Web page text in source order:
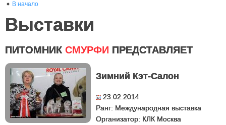
В начало
Выставки
ПИТОМНИК СМУРФИ ПРЕДСТАВЛЯЕТ
Зимний Кэт-Салон
23.02.2014
Ранг: Международная выставка
Организатор: КЛК Москва